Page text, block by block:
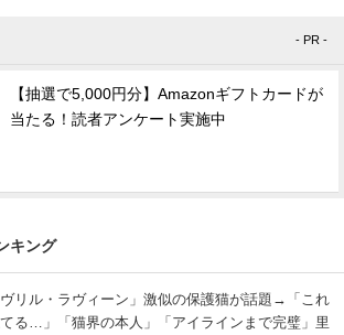
- PR -
【抽選で5,000円分】Amazonギフトカードが
当たる！読者アンケート実施中
キング
ヴリル・ラヴィーン」激似の保護猫が話題→「これ
る…」「猫界の本人」「アイラインまで完璧」里